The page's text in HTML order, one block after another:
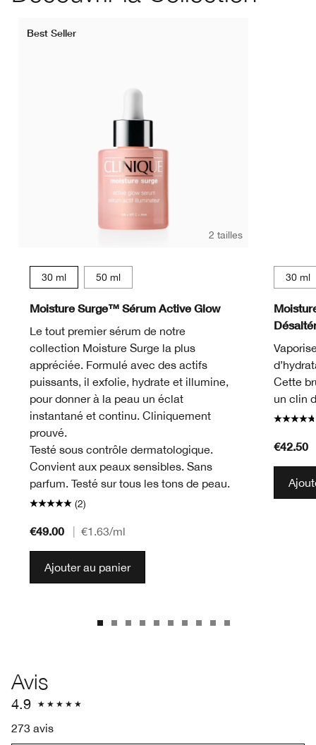
Best Seller
2 tailles
30 ml 50 ml
Moisture Surge™ Sérum Active Glow
Le tout premier sérum de notre
collection Moisture Surge la plus
appréciée. Formulé avec des actifs
puissants, il exfolie, hydrate et illumine,
pour donner à la peau un éclat
instantané et continu. Cliniquement
prouvé.
Testé sous contrôle dermatologique.
Convient aux peaux sensibles. Sans
parfum. Testé sur tous les tons de peau.
(2)
€49.00 €1.63/ml
Ajouter au panier
30 ml
Cette
un clin
€42.50
Avis
4.9
273 avis